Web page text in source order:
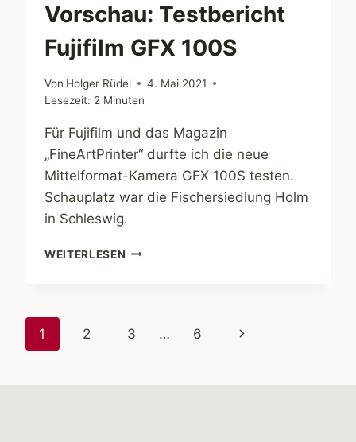
Vorschau: Testbericht
Fujifilm GFX 100S
Von Holger Rüdel
4. Mai 2021
Lesezeit: 2 Minuten
Für Fujifilm und das Magazin
„FineArtPrinter“ durfte ich die neue
Mittelformat-Kamera GFX 100S testen.
Schauplatz war die Fischersiedlung Holm
in Schleswig.
WEITERLESEN VORSCHAU:
Seitennavigation
1 2 3 … 6
Nächste